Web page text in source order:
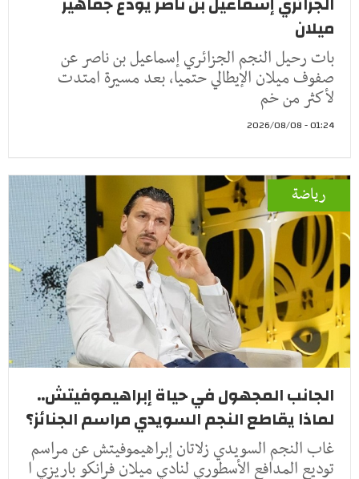
ميلان
بات رحيل النجم الجزائري إسماعيل بن ناصر عن
صفوف ميلان الإيطالي حتميا، بعد مسيرة امتدت
لأكثر من خم
01:24 - 2026/08/08
رياضة
الجانب المجهول في حياة إبراهيموفيتش..
لماذا يقاطع النجم السويدي مراسم الجنائز؟
غاب النجم السويدي زلاتان إبراهيموفيتش عن مراسم
توديع المدافع الأسطوري لنادي ميلان فرانكو باريزي ا